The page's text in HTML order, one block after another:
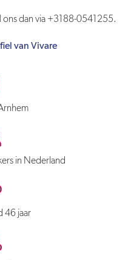
ons dan via +3188-0541255.
van Vivare
in Nederland
46 jaar